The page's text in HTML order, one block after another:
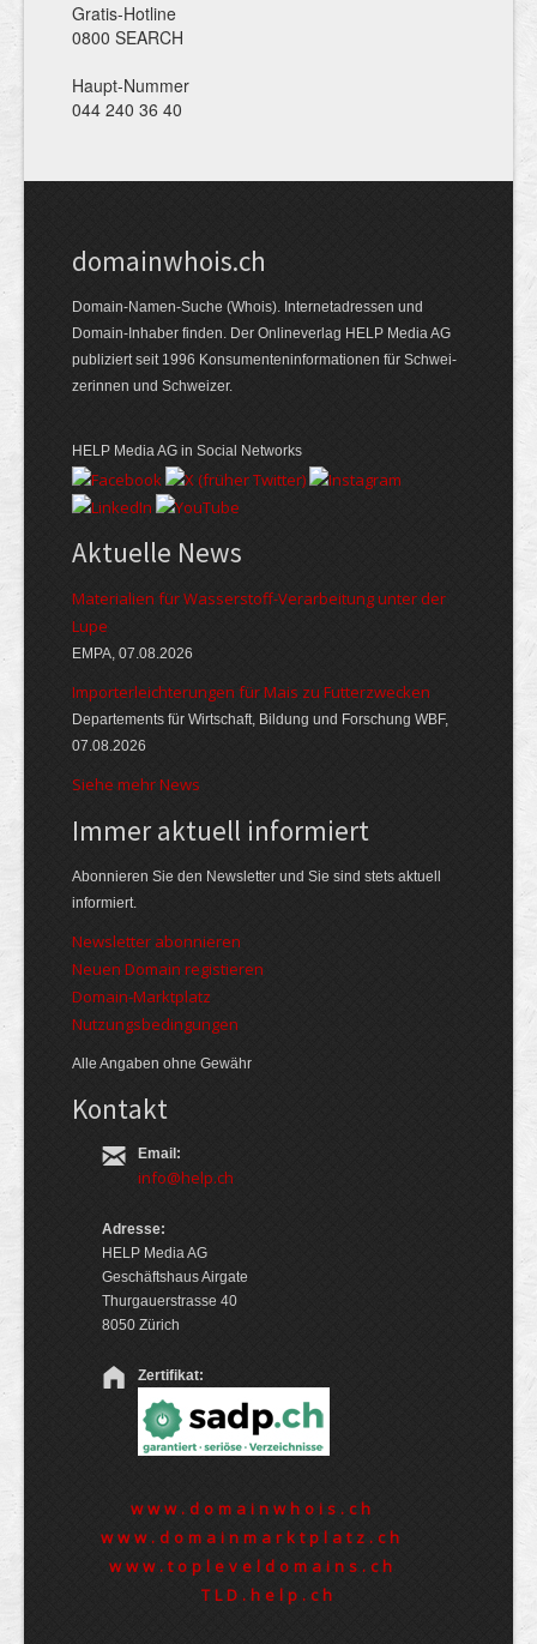
Gratis-Hotline
0800 SEARCH
Haupt-Nummer
044 240 36 40
domainwhois.ch
Domain-Namen-Suche (Whois). Internet­adressen und
Domain-Inhaber finden. Der Online­verlag HELP Media AG
publiziert seit 1996 Konsumenten­informationen für Schwei­
zerinnen und Schweizer.
HELP Media AG in Social Networks
Aktuelle News
Materialien für Wasserstoff-Verarbeitung unter der
Lupe
EMPA, 07.08.2026
Importerleichterungen für Mais zu Futterzwecken
Departements für Wirtschaft, Bildung und Forschung WBF,
07.08.2026
Siehe mehr News
Immer aktuell informiert
Abonnieren Sie den Newsletter und Sie sind stets aktuell
informiert.
Newsletter abonnieren
Neuen Domain registieren
Domain-Marktplatz
Nutzungsbedingungen
Alle Angaben ohne Gewähr
Kontakt
Email:
info@help.ch
Adresse:
HELP Media AG
Geschäftshaus Airgate
Thurgauerstrasse 40
8050 Zürich
Zertifikat:
www.domainwhois.ch
www.domainmarktplatz.ch
www.topleveldomains.ch
TLD.help.ch